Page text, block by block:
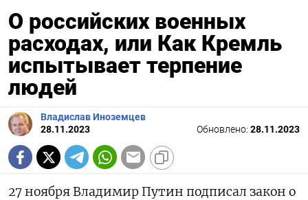
О российских военных
расходах, или Как Кремль
испытывает терпение
людей
Владислав Иноземцев
28.11.2023
Обновлено: 28.11.2023
27 ноября Владимир Путин подписал закон о